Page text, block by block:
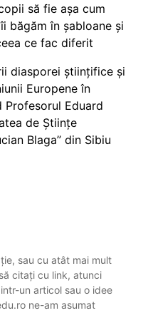
să fie așa cum
băgăm în șabloane și
ce fac diferit
diasporei științifice și
Europene în
Eduard
de Științe
Blaga” din Sibiu
sau cu atât mai mult
citați cu link, atunci
un articol sau o idee
ne-am asumat